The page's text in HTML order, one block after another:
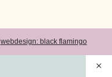
webdesign: black flamingo